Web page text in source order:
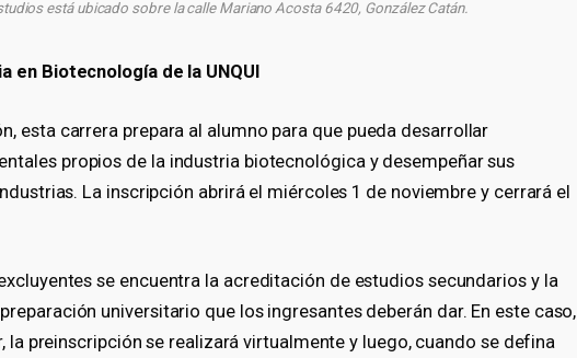
está ubicado sobre la calle Mariano Acosta 6420, González Catán.
en Biotecnología de la UNQUI
esta carrera prepara al alumno para que pueda desarrollar
propios de la industria biotecnológica y desempeñar sus
La inscripción abrirá el miércoles 1 de noviembre y cerrará el
se encuentra la acreditación de estudios secundarios y la
universitario que los ingresantes deberán dar. En este caso,
la preinscripción se realizará virtualmente y luego, cuando se defina